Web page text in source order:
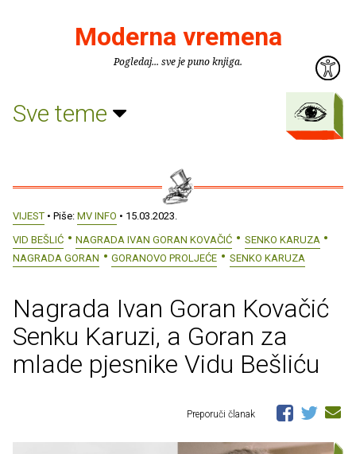
Moderna vremena
Pogledaj... sve je puno knjiga.
Sve teme
VIJEST • Piše: MV INFO • 15.03.2023.
VID BEŠLIĆ
NAGRADA IVAN GORAN KOVAČIĆ
SENKO KARUZA
NAGRADA GORAN
GORANOVO PROLJEĆE SENKO KARUZA
Nagrada Ivan Goran Kovačić
Senku Karuzi, a Goran za
mlade pjesnike Vidu Bešliću
Preporuči članak